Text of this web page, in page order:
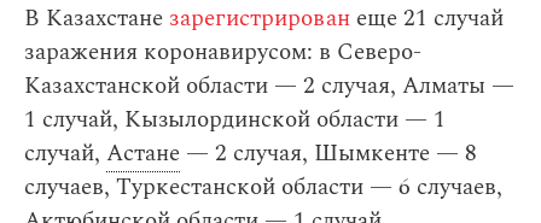
В Казахстане зарегистрирован еще 21 случай
заражения коронавирусом: в Северо-
Казахстанской области — 2 случая, Алматы —
1 случай, Кызылординской области — 1
случай, Астане — 2 случая, Шымкенте — 8
случаев, Туркестанской области — 6 случаев,